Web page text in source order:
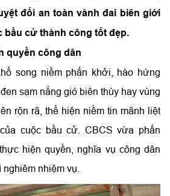
đối an toàn vành đai biên giới
bầu cử thành công tốt đẹp.
quyền công dân
song niềm phấn khởi, hào hứng
sạm nắng gió biên thùy hay vùng
rộn rã, thể hiện niềm tin mãnh liệt
cuộc bầu cử. CBCS vừa phấn
hiện quyền, nghĩa vụ công dân
nhiệm vụ.